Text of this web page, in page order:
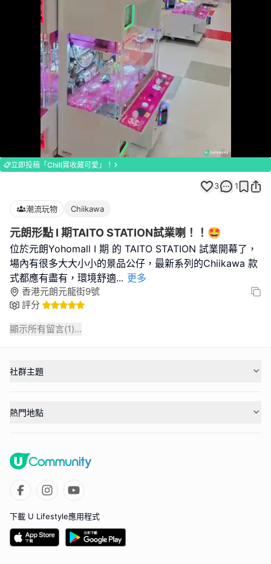
Loaded:
100.00%
立即投稿「Chill賞收藏可愛」！
3 1
潮流玩物 Chiikawa
元朗形點 I 期TAITO STATION試業喇！！🤩
位於元朗Yohomall I 期 的 TAITO STATION 試業開幕了，
場內有很多大大小小的景品公仔，最新系列的Chiikawa 款
式都應有盡有，環境舒適... 更多
香港元朗元龍街9號
評分
顯示所有留言(1)...
社群主題
熱門地點
下載 U Lifestyle應用程式